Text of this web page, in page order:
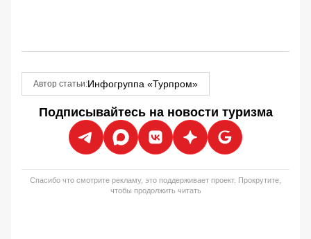
Автор статьи:Инфогруппа «Турпром»
Подписывайтесь на новости туризма
Спасибо что смотрите рекламу, это поддерживает проект. Прокрутите,
чтобы продолжить читать